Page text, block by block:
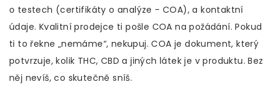
o testech (certifikáty o analýze - COA), a kontaktní
údaje. Kvalitní prodejce ti pošle COA na požádání. Pokud
ti to řekne „nemáme“, nekupuj. COA je dokument, který
potvrzuje, kolik THC, CBD a jiných látek je v produktu. Bez
něj nevíš, co skutečně sníš.